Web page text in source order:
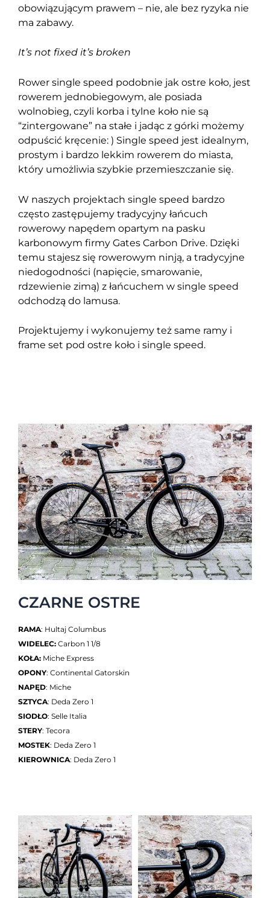
obowiązującym prawem – nie, ale bez ryzyka nie
ma zabawy.
It’s not fixed it’s broken
Rower single speed podobnie jak ostre koło, jest
rowerem jednobiegowym, ale posiada
wolnobieg, czyli korba i tylne koło nie są
“zintergowane” na stałe i jadąc z górki możemy
odpuścić kręcenie: ) Single speed jest idealnym,
prostym i bardzo lekkim rowerem do miasta,
który umożliwia szybkie przemieszczanie się.
W naszych projektach single speed bardzo
często zastępujemy tradycyjny łańcuch
rowerowy napędem opartym na pasku
karbonowym firmy Gates Carbon Drive. Dzięki
temu stajesz się rowerowym ninją, a tradycyjne
niedogodności (napięcie, smarowanie,
rdzewienie zimą) z łańcuchem w single speed
odchodzą do lamusa.
Projektujemy i wykonujemy też same ramy i
frame set pod ostre koło i single speed.
CZARNE OSTRE
RAMA: Hultaj Columbus
WIDELEC: Carbon 1 1/8
KOŁA: Miche Express
OPONY: Continental Gatorskin
NAPĘD: Miche
SZTYCA: Deda Zero 1
SIODŁO: Selle Italia
STERY: Tecora
MOSTEK: Deda Zero 1
KIEROWNICA: Deda Zero 1